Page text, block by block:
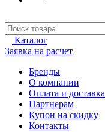
Каталог
Заявка на расчет
Бренды
О компании
Оплата и доставка
Партнерам
Купон на скидку
Контакты